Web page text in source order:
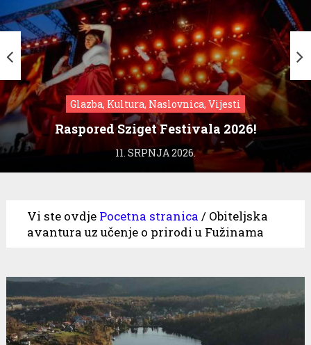
Glazba, Kultura, Naslovnica, Vijesti
Raspored Sziget Festivala 2026!
11. SRPNJA 2026.
Vi ste ovdje Pocetna stranica / Obiteljska
avantura uz učenje o prirodi u Fužinama